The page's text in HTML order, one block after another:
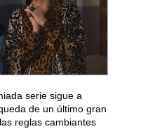
serie sigue a
de un último gran
reglas cambiantes